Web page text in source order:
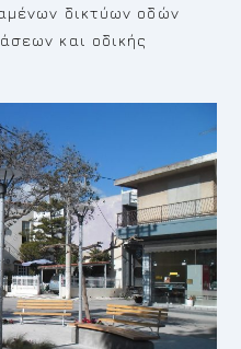
δικτύων οδών
και οδικής